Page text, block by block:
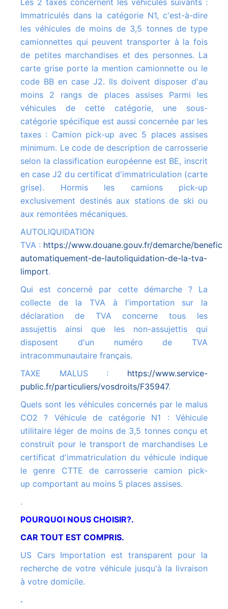
Les 2 taxes concernent les véhicules suivants :
Immatriculés dans la catégorie N1, c'est-à-dire
les véhicules de moins de 3,5 tonnes de type
camionnettes qui peuvent transporter à la fois
de petites marchandises et des personnes. La
carte grise porte la mention camionnette ou le
code BB en case J2. Ils doivent disposer d'au
moins 2 rangs de places assises Parmi les
véhicules de cette catégorie, une sous-
catégorie spécifique est aussi concernée par les
taxes : Camion pick-up avec 5 places assises
minimum. Le code de description de carrosserie
selon la classification européenne est BE, inscrit
en case J2 du certificat d'immatriculation (carte
grise). Hormis les camions pick-up
exclusivement destinés aux stations de ski ou
aux remontées mécaniques.
AUTOLIQUIDATION
TVA : https://www.douane.gouv.fr/demarche/
automatiquement-de-lautoliquidation-de-la-tva-
limport.
Qui est concerné par cette démarche ? La
collecte de la TVA à l'importation sur la
déclaration de TVA concerne tous les
assujettis ainsi que les non-assujettis qui
disposent d'un numéro de TVA
intracommunautaire français.
TAXE MALUS : https://www.service-
public.fr/particuliers/vosdroits/F35947.
Quels sont les véhicules concernés par le malus
CO2 ? Véhicule de catégorie N1 : Véhicule
utilitaire léger de moins de 3,5 tonnes conçu et
construit pour le transport de marchandises Le
certificat d'immatriculation du véhicule indique
le genre CTTE de carrosserie camion pick-
up comportant au moins 5 places assises.
.
POURQUOI NOUS CHOISIR?.
CAR TOUT EST COMPRIS.
US Cars Importation est transparent pour la
recherche de votre véhicule jusqu'à la livraison
à votre domicile.
.